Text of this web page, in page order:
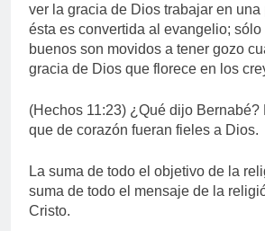
ver la gracia de Dios trabajar en
ésta es convertida al evangelio; sólo
buenos son movidos a tener gozo
gracia de Dios que florece en los
(Hechos 11:23) ¿Qué dijo Bernabé?
que de corazón fueran fieles a Dios.
La suma de todo el objetivo de la
suma de todo el mensaje de la
Cristo.